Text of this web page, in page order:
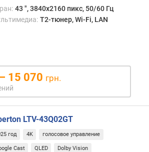
43 ", 3840x2160 пикс, 50/60 Гц
T2-тюнер, Wi-Fi, LAN
15 070 грн.
LTV-43Q02GT
год 4K голосовое управление
Cast QLED Dolby Vision